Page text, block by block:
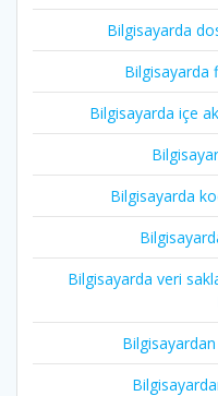
Bilgisayarda
Bilgisayarda
Bilgisayarda içe
Bilgisayarda
Bilgisayarda veri